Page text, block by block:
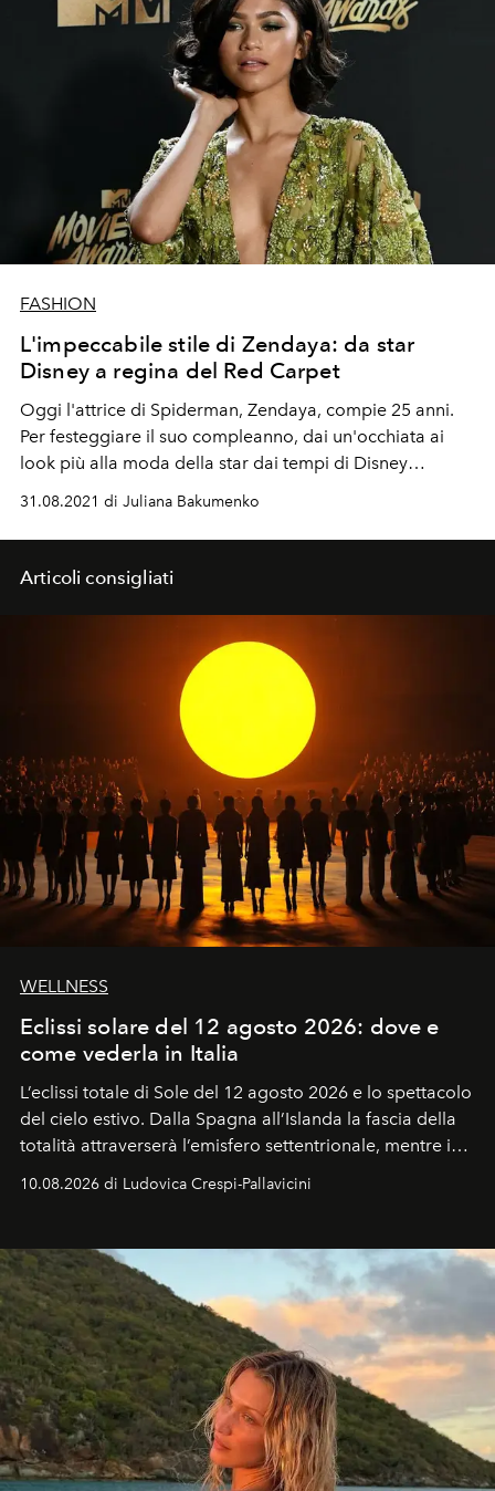
FASHION
L'impeccabile stile di Zendaya: da star
Disney a regina del Red Carpet
Oggi l'attrice di Spiderman, Zendaya, compie 25 anni.
Per festeggiare il suo compleanno, dai un'occhiata ai
look più alla moda della star dai tempi di Disney
31.08.2021 di Juliana Bakumenko
Articoli consigliati
WELLNESS
Eclissi solare del 12 agosto 2026: dove e
come vederla in Italia
L’eclissi totale di Sole del 12 agosto 2026 e lo spettacolo
del cielo estivo. Dalla Spagna all’Islanda la fascia della
totalità attraverserà l’emisfero settentrionale, mentre in
spettacolare al Nord. Orari, città favorite e regole per
10.08.2026 di Ludovica Crespi-Pallavicini